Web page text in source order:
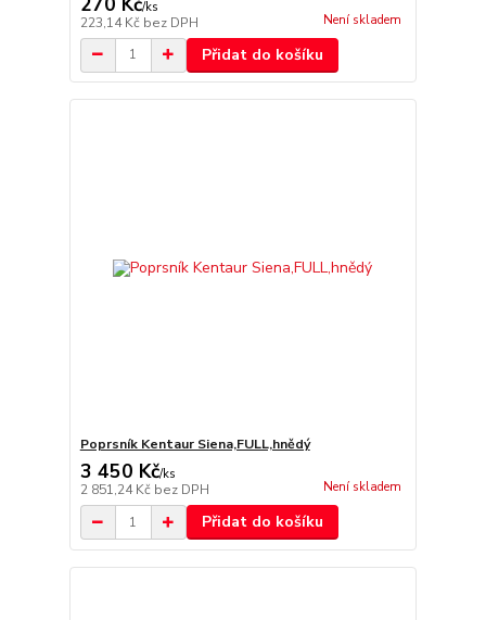
/ks
223,14 Kč bez DPH Není skladem
Přidat do košíku
Poprsník Kentaur Siena,FULL,hnědý
3 450 Kč/ks
2 851,24 Kč bez DPH Není skladem
Přidat do košíku